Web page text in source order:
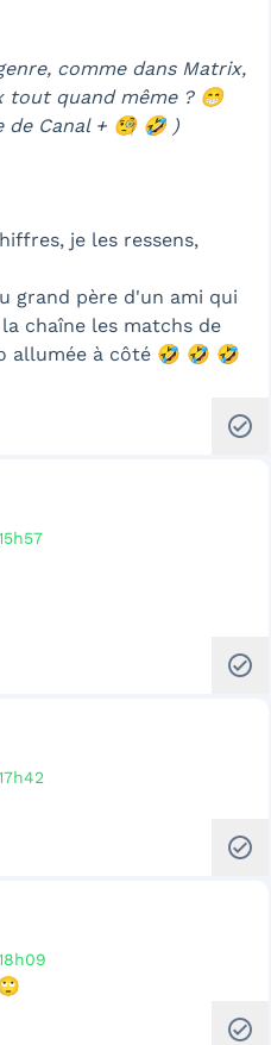
comme dans Matrix,
tout quand même ? 😁
de Canal + 🧐 🤣 )
je les ressens,
grand père d'un ami qui
chaîne les matchs de
allumée à côté 🤣 🤣 🤣
check_circle
check_circle
check_circle
check_circle